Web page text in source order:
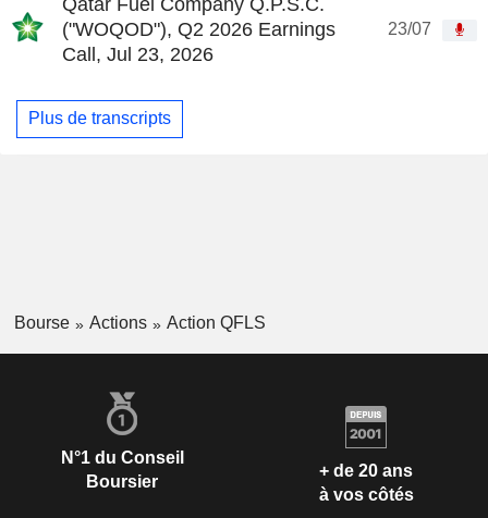
("WOQOD"), Q2 2026 Earnings
Call, Jul 23, 2026
23/07
Plus de transcripts
Bourse Actions Action QFLS
N°1 du Conseil
Boursier
+ de 20 ans
à vos côtés